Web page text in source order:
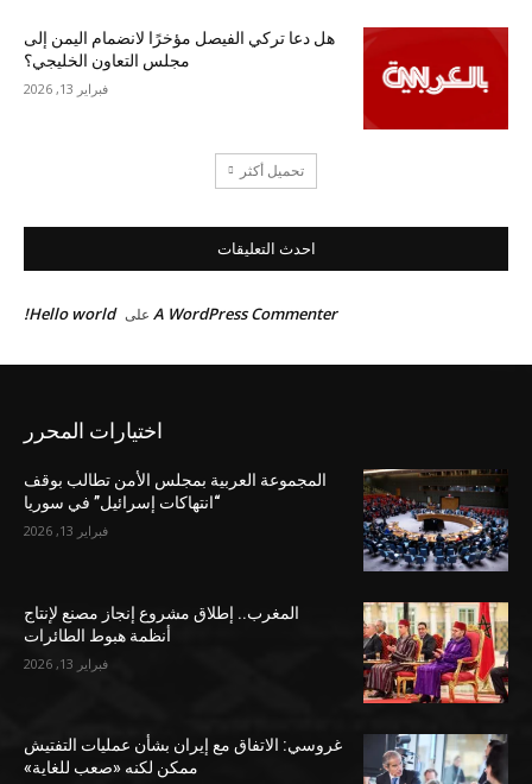
هل دعا تركي الفيصل مؤخرًا لانضمام اليمن إلى
مجلس التعاون الخليجي؟
فبراير 13, 2026
تحميل أكثر
احدث التعليقات
A WordPress Commenter على Hello world!
اختيارات المحرر
المجموعة العربية بمجلس الأمن تطالب بوقف
“انتهاكات إسرائيل” في سوريا
فبراير 13, 2026
المغرب.. إطلاق مشروع إنجاز مصنع لإنتاج
أنظمة هبوط الطائرات
فبراير 13, 2026
غروسي: الاتفاق مع إيران بشأن عمليات التفتيش
ممكن لكنه «صعب للغاية»